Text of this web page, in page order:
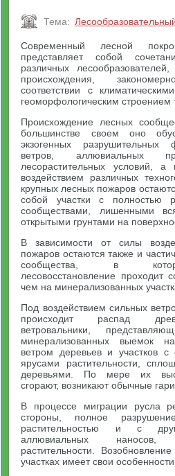
Тема:
Современный лесной
представляет собой
различных
происхождения,
соответствии с
геоморфологическим строением
Происхождение лесных
большинстве своем оно
экзогенных
ветров, аллювиальных
лесорастительных условий,
воздействием различных
крупных лесных пожаров
собой участки с полностью
сообществами, лишенными
открытыми грунтами на
В зависимости от силы
пожаров остаются также и
сообщества, в
лесовосстановление проходит
чем на минерализованных
Под воздействием сильных
происходит распад
ветровальники,
минерализованных выемок
ветром деревьев и участков
ярусами растительности,
деревьями. По мере их
сгорают, возникают обычные гари.
В процессе миграции русла
стороны, полное
растительностью и с
аллювиальных
растительности.
участках имеет свои особенности.